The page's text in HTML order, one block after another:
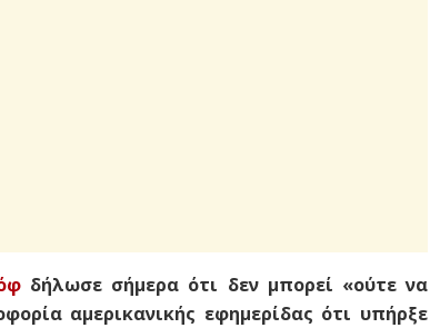
δήλωσε σήμερα ότι δεν μπορεί «ούτε να
αμερικανικής εφημερίδας ότι υπήρξε